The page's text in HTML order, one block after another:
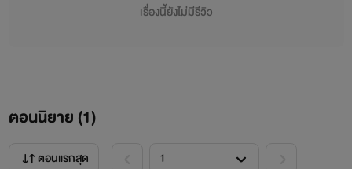
เรื่องนี้ยังไม่มีรีวิว
ตอนนิยาย (1)
ตอนแรกสุด